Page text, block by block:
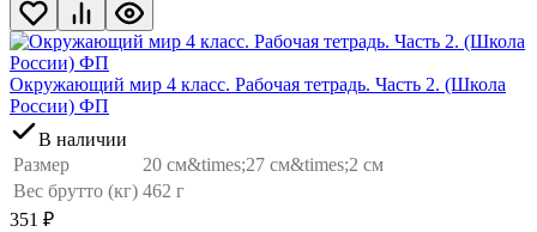
Окружающий мир 4 класс. Рабочая тетрадь. Часть 2. (Школа
России) ФП
В наличии
Размер
20 см&times;27 см&times;2 см
Вес брутто (кг) 462 г
351 ₽